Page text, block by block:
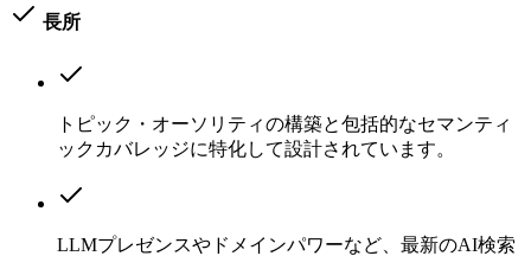
長所
トピック・オーソリティの構築と包括的なセマンティ
ックカバレッジに特化して設計されています。
LLMプレゼンスやドメインパワーなど、最新のAI検索